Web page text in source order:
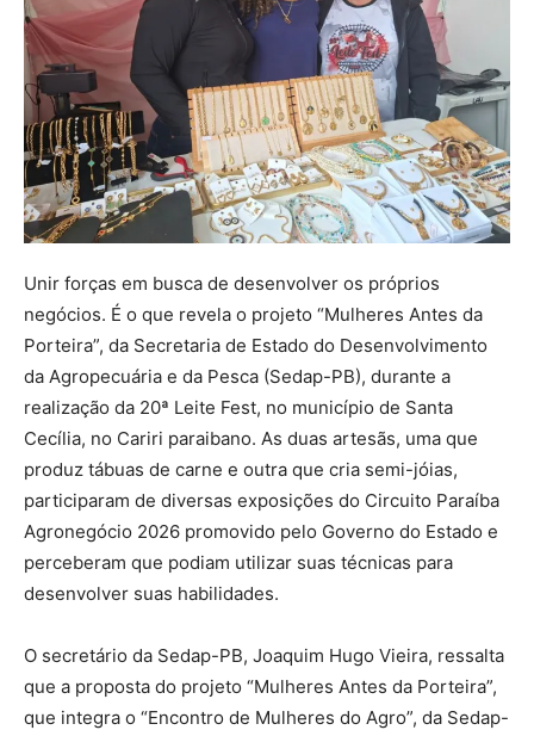
Unir forças em busca de desenvolver os próprios
negócios. É o que revela o projeto “Mulheres Antes da
Porteira”, da Secretaria de Estado do Desenvolvimento
da Agropecuária e da Pesca (Sedap-PB), durante a
realização da 20ª Leite Fest, no município de Santa
Cecília, no Cariri paraibano. As duas artesãs, uma que
produz tábuas de carne e outra que cria semi-jóias,
participaram de diversas exposições do Circuito Paraíba
Agronegócio 2026 promovido pelo Governo do Estado e
perceberam que podiam utilizar suas técnicas para
desenvolver suas habilidades.
O secretário da Sedap-PB, Joaquim Hugo Vieira, ressalta
que a proposta do projeto “Mulheres Antes da Porteira”,
que integra o “Encontro de Mulheres do Agro”, da Sedap-